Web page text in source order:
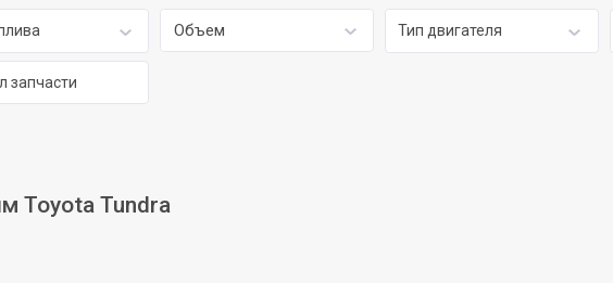
Объем Тип двигателя
Toyota Tundra